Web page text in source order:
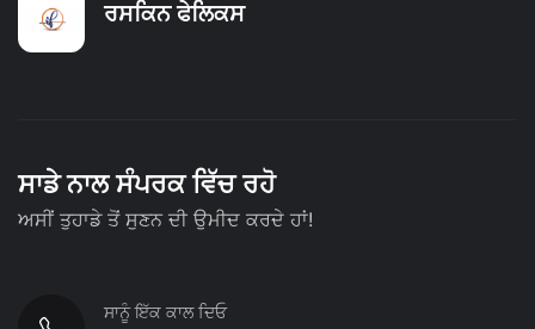
ਰਸਕਿਨ ਫੇਲਿਕਸ
ਸਾਡੇ ਨਾਲ ਸੰਪਰਕ ਵਿੱਚ ਰਹੋ
ਅਸੀਂ ਤੁਹਾਡੇ ਤੋਂ ਸੁਣਨ ਦੀ ਉਮੀਦ ਕਰਦੇ ਹਾਂ!
ਸਾਨੂੰ ਇੱਕ ਕਾਲ ਦਿਓ